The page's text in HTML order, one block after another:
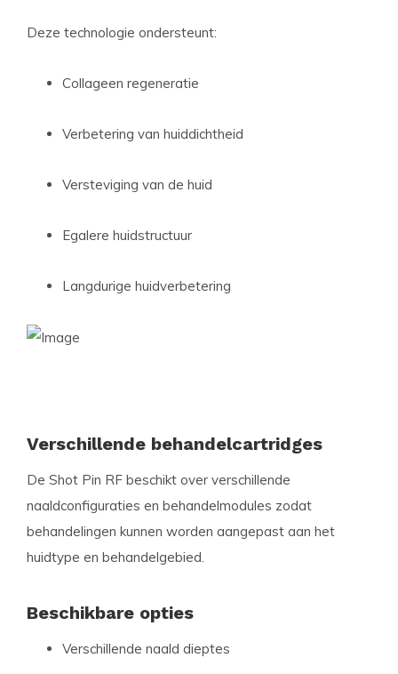
Deze technologie ondersteunt:
Collageen regeneratie
Verbetering van huiddichtheid
Versteviging van de huid
Egalere huidstructuur
Langdurige huidverbetering
Verschillende behandelcartridges
De Shot Pin RF beschikt over verschillende
naaldconfiguraties en behandelmodules zodat
behandelingen kunnen worden aangepast aan het
huidtype en behandelgebied.
Beschikbare opties
Verschillende naald dieptes